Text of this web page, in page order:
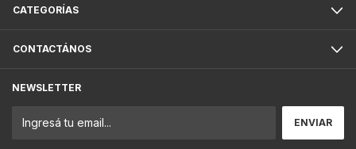
CATEGORÍAS
CONTACTÁNOS
NEWSLETTER